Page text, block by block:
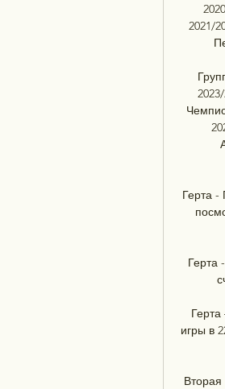
2021/
Герта -
Герта
игры в
Вторая